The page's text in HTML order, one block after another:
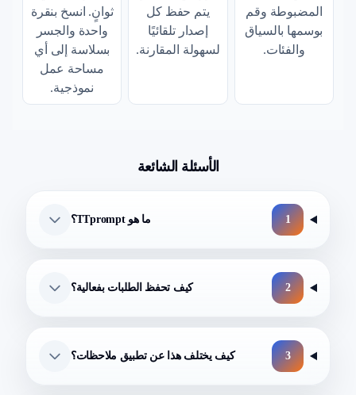
المضبوطة وقم
بوسمها بالسياق
والفئات.
يتم حفظ كل
إصدار تلقائيًا
لسهولة المقارنة.
ثوانٍ. انسخ بنقرة
واحدة والجسر
بسلاسة إلى أي
مساحة عمل
نموذجية.
الأسئلة الشائعة
1 ما هو TTprompt؟
2 كيف تحفظ الطلبات بفعالية؟
3 كيف يختلف هذا عن تطبيق ملاحظات؟